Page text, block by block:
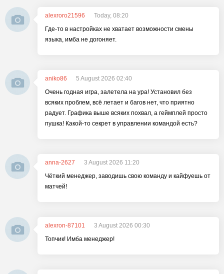
alexroro21596
Today, 08:20
Где-то в настройках не хватает возможности смены
языка, имба не догоняет.
aniko86
5 August 2026 02:40
Очень годная игра, залетела на ура! Установил без
всяких проблем, всё летает и багов нет, что приятно
радует. Графика выше всяких похвал, а геймплей просто
пушка! Какой-то секрет в управлении командой есть?
anna-2627
3 August 2026 11:20
Чёткий менеджер, заводишь свою команду и кайфуешь от
матчей!
alexron-87101
3 August 2026 00:30
Топчик! Имба менеджер!